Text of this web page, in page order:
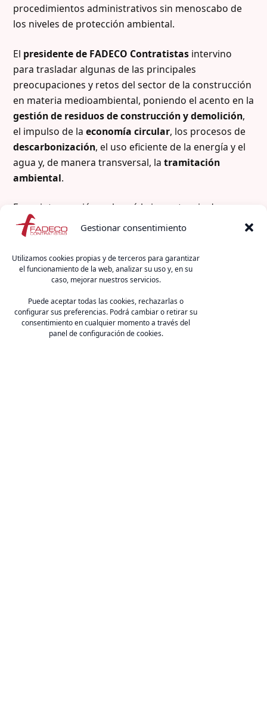
Gestionar consentimiento
Utilizamos cookies propias y de terceros para garantizar
el funcionamiento de la web, analizar su uso y, en su
caso, mejorar nuestros servicios.
Puede aceptar todas las cookies, rechazarlas o
configurar sus preferencias. Podrá cambiar o retirar su
consentimiento en cualquier momento a través del
panel de configuración de cookies.
procedimientos administrativos sin menoscabo de
los niveles de protección ambiental.
El presidente de FADECO Contratistasintervino
para trasladar algunas de las principales
preocupaciones y retos del sector de la construcción
en materia medioambiental, poniendo el acento en la
gestión de residuos de construcción y demolición,
el impulso de la economía circular, los procesos de
descarbonización, el uso eficiente de la energía y el
agua y, de manera transversal, la tramitación
ambiental.
En su intervención, subrayó la importancia de
avanzar hacia procedimientos más claros, previsibles
y con mayor seguridad jurídica, así como el interés
del sector por las mejoras que pueda incorporar la
futuraLey de Gestión Ambiental de Andalucía
(LEGAM), destacando que una tramitación más
eficiente contribuye a una mejor planificación de las
obras, al mantenimiento del empleo y al desarrollo
de la actividad económica, siempre desde el respeto